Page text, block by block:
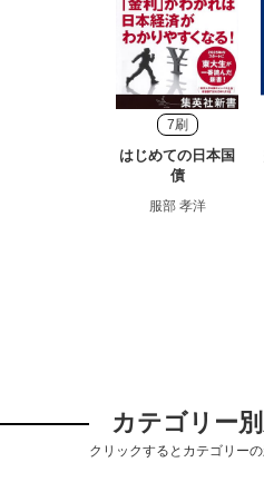
7刷
はじめての日本国
債
服部 孝洋
カテゴリー
クリックするとカテゴリー